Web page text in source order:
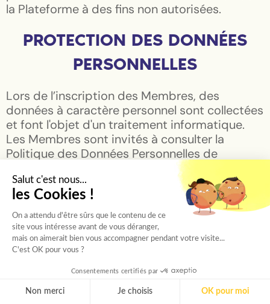
la Plateforme à des fins non autorisées.
PROTECTION DES DONNÉES
PERSONNELLES
Lors de l’inscription des Membres, des
données à caractère personnel sont collectées
et font l'objet d'un traitement informatique.
Les Membres sont invités à consulter la
Politique des Données Personnelles de
Mamie-Boom présente sur le site
www.mamie-boom.com
pour obtenir toutes
les informations relatives à ce point, et
exercer leurs droits.
CONTACT
Pour toute question ou demande
d’information sur les services proposés ou sur
Salut c'est nous...
les Cookies !
On a attendu d'être sûrs que le contenu de ce
site vous intéresse avant de vous déranger,
mais on aimerait bien vous accompagner pendant votre visite...
C'est OK pour vous ?
Consentements certifiés par
Non merci Je choisis OK pour moi